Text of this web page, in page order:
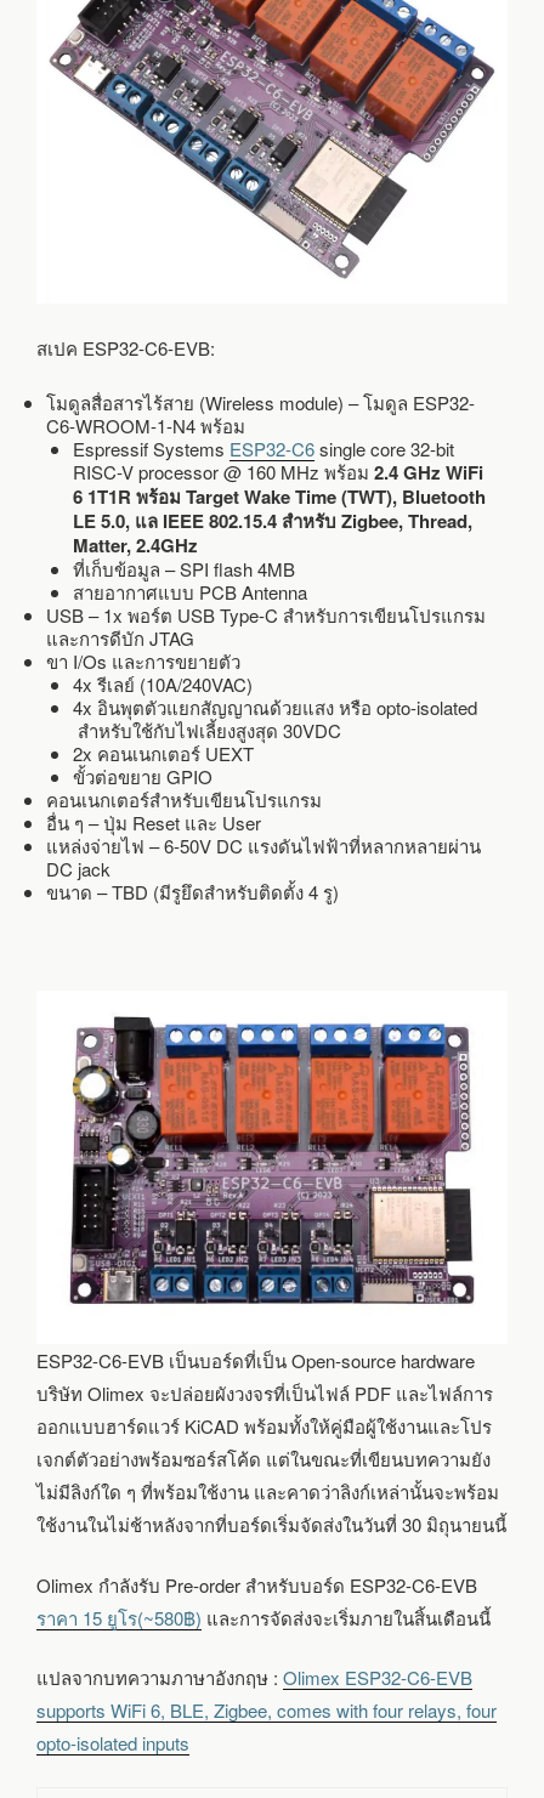
สเปค ESP32-C6-EVB:
โมดูลสื่อสารไร้สาย (Wireless module) – โมดูล ESP32-
C6-WROOM-1-N4 พร้อม
Espressif Systems ESP32-C6single core 32-bit
RISC-V processor @ 160 MHz พร้อม 2.4 GHz WiFi
6 1T1R พร้อม Target Wake Time (TWT), Bluetooth
LE 5.0, แล IEEE 802.15.4 สำหรับ Zigbee, Thread,
Matter, 2.4GHz
ที่เก็บข้อมูล – SPI flash 4MB
สายอากาศแบบ PCB Antenna
USB – 1x พอร์ต USB Type-C สำหรับการเขียนโปรแกรม
และการดีบัก JTAG
ขา I/Os และการขยายตัว
4x รีเลย์ (10A/240VAC)
4x อินพุตตัวแยกสัญญาณด้วยแสง หรือ opto-isolated
สำหรับใช้กับไฟเลี้ยงสูงสุด 30VDC
2x คอนเนกเตอร์ UEXT
ขั้วต่อขยาย GPIO
คอนเนกเตอร์สำหรับเขียนโปรแกรม
อื่น ๆ – ปุ่ม Reset และ User
แหล่งจ่ายไฟ – 6-50V DC แรงดันไฟฟ้าที่หลากหลายผ่าน
DC jack
ขนาด – TBD (มีรูยึดสำหรับติดตั้ง 4 รู)
ESP32-C6-EVB เป็นบอร์ดที่เป็น Open-source hardware
บริษัท Olimex จะปล่อยผังวงจรที่เป็นไฟล์ PDF และไฟล์การ
ออกแบบฮาร์ดแวร์ KiCAD พร้อมทั้งให้คู่มือผู้ใช้งานและโปร
เจกต์ตัวอย่างพร้อมซอร์สโค้ด แต่ในขณะที่เขียนบทความยัง
ไม่มีลิงก์ใด ๆ ที่พร้อมใช้งาน และคาดว่าลิงก์เหล่านั้นจะพร้อม
ใช้งานในไม่ช้าหลังจากที่บอร์ดเริ่มจัดส่งในวันที่ 30 มิถุนายนนี้
Olimex กำลังรับ Pre-order สำหรับบอร์ด ESP32-C6-EVB
ราคา 15 ยูโร(~580฿) และการจัดส่งจะเริ่มภายในสิ้นเดือนนี้
แปลจากบทความภาษาอังกฤษ : Olimex ESP32-C6-EVB
supports WiFi 6, BLE, Zigbee, comes with four relays, four
opto-isolated inputs